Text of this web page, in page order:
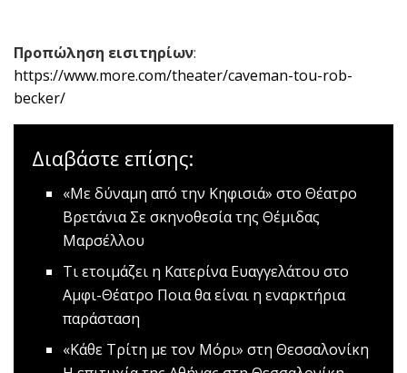
Προπώληση εισιτηρίων:
https://www.more.com/theater/caveman-tou-rob-
becker/
Διαβάστε επίσης:
«Με δύναμη από την Κηφισιά» στο Θέατρο
ΒρετάνιαΣε σκηνοθεσία της Θέμιδας
Μαρσέλλου
Tι ετοιμάζει η Κατερίνα Ευαγγελάτου στο
Αμφι-Θέατρο Ποια θα είναι η εναρκτήρια
παράσταση
«Κάθε Τρίτη με τον Μόρι» στη Θεσσαλονίκη